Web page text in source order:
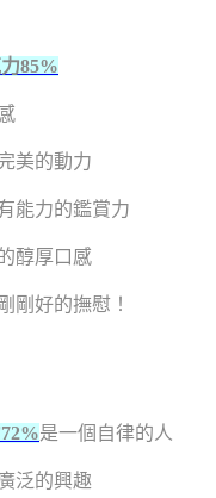
85%
美的動力
能力的鑑賞力
醇厚口感
剛好的撫慰！
是一個自律的人
泛的興趣